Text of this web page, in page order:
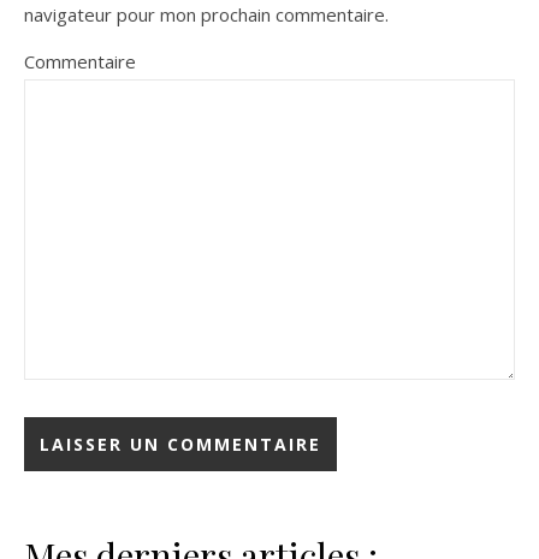
navigateur pour mon prochain commentaire.
Commentaire